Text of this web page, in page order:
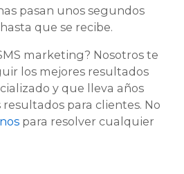
pasan unos segundos
que se recibe.
marketing? Nosotros te
los mejores resultados
y que lleva años
para clientes. No
para resolver cualquier